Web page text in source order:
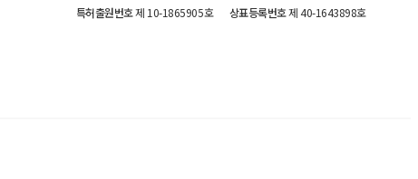
특허출원번호제 10-1865905호 상표등록번호제 40-1643898호